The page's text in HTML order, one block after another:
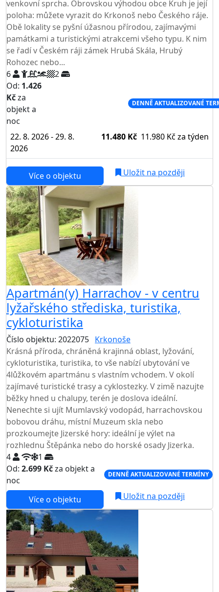
venkovní sprcha. Obrovskou výhodou obce Kruh je její
poloha: můžete vyrazit do Krkonoš nebo Českého ráje.
Obě lokality se pyšní úžasnou přírodou, zajímavými
památkami a turistickými atrakcemi všeho typu. K nim
se řadí v Českém ráji zámek Hrubá Skála, Hrubý
Rohozec nebo...
6
2
Od: 1.426
Kčza
objekt a
noc
DENNĚ AKTUALIZOVANÉ
22. 8. 2026 - 29. 8.
2026
11.480 Kč 11.980 Kč za týden
Více o objektu Uložit na později
Apartmán(y) Harrachov - v centru
lyžařského střediska, turistika,
cykloturistika
Číslo objektu: 2022075 Krkonoše
Krásná příroda, chráněná krajinná oblast, lyžování,
cykloturistika, turistika, to vše nabízí ubytování ve
4lůžkovém apartmánu s vlastním vchodem. V okolí
zajímavé turistické trasy a cyklostezky. V zimě nazujte
běžky hned u chalupy, terén je doslova ideální.
Nenechte si ujít Mumlavský vodopád, harrachovskou
bobovou dráhu, místní Muzeum skla nebo
prozkoumejte Jizerské hory: ideální je výlet na
rozhlednu Štěpánka nebo do horské osady Jizerka.
4
1
Od: 2.699 Kčza objekt a
noc
DENNĚ AKTUALIZOVANÉ TERMÍNY
Více o objektu Uložit na později